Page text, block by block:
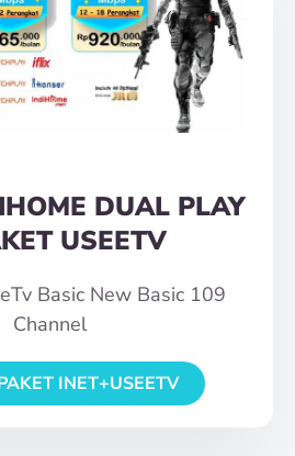
DUAL PLAY
USEETV
Basic New Basic 109
Channel
INET+USEETV